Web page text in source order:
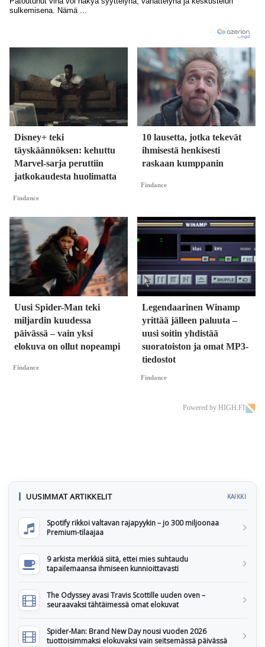
Disney+ teki
täyskäännöksen: kehuttu
Marvel-sarja peruttiin
jatkokaudesta huolimatta
Findance
10 lausetta, jotka tekevät
ihmisestä henkisesti
raskaan kumppanin
Findance
Uusi Spider-Man teki
miljardin kuudessa
päivässä – vain yksi
elokuva on ollut nopeampi
Findance
Legendaarinen Winamp
yrittää jälleen paluuta –
uusi soitin yhdistää
suoratoiston ja omat MP3-
tiedostot
Findance
Powered by HIGH.FI
UUSIMMAT ARTIKKELIT KAIKKI
Spotify rikkoi valtavan rajapyykin – jo 300 miljoonaa
Premium-tilaajaa
9 arkista merkkiä siitä, ettei mies suhtaudu
tapailemaansa ihmiseen kunnioittavasti
The Odyssey avasi Travis Scottille uuden oven –
seuraavaksi tähtäimessä omat elokuvat
Spider-Man: Brand New Day nousi vuoden 2026
tuottoisimmaksi elokuvaksi vain seitsemässä päivässä